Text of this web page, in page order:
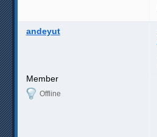
andeyut
Member
Offline